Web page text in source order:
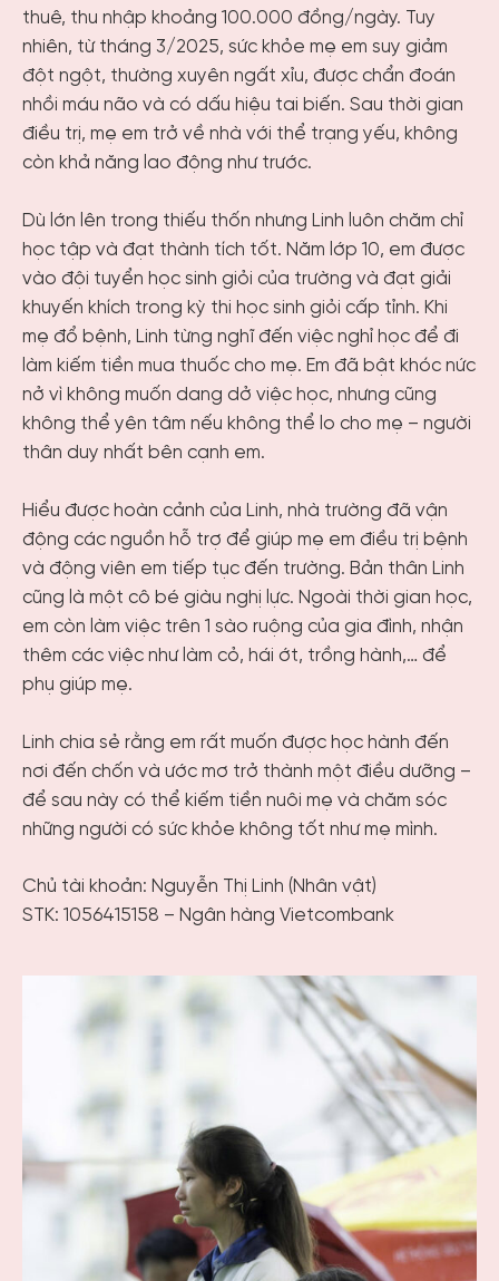
thuê, thu nhập khoảng 100.000 đồng/ngày. Tuy
nhiên, từ tháng 3/2025, sức khỏe mẹ em suy giảm
đột ngột, thường xuyên ngất xỉu, được chẩn đoán
nhồi máu não và có dấu hiệu tai biến. Sau thời gian
điều trị, mẹ em trở về nhà với thể trạng yếu, không
còn khả năng lao động như trước.
Dù lớn lên trong thiếu thốn nhưng Linh luôn chăm chỉ
học tập và đạt thành tích tốt. Năm lớp 10, em được
vào đội tuyển học sinh giỏi của trường và đạt giải
khuyến khích trong kỳ thi học sinh giỏi cấp tỉnh. Khi
mẹ đổ bệnh, Linh từng nghĩ đến việc nghỉ học để đi
làm kiếm tiền mua thuốc cho mẹ. Em đã bật khóc nức
nở vì không muốn dang dở việc học, nhưng cũng
không thể yên tâm nếu không thể lo cho mẹ – người
thân duy nhất bên cạnh em.
Hiểu được hoàn cảnh của Linh, nhà trường đã vận
động các nguồn hỗ trợ để giúp mẹ em điều trị bệnh
và động viên em tiếp tục đến trường. Bản thân Linh
cũng là một cô bé giàu nghị lực. Ngoài thời gian học,
em còn làm việc trên 1 sào ruộng của gia đình, nhận
thêm các việc như làm cỏ, hái ớt, trồng hành,… để
phụ giúp mẹ.
Linh chia sẻ rằng em rất muốn được học hành đến
nơi đến chốn và ước mơ trở thành một điều dưỡng –
để sau này có thể kiếm tiền nuôi mẹ và chăm sóc
những người có sức khỏe không tốt như mẹ mình.
Chủ tài khoản: Nguyễn Thị Linh (Nhân vật)
STK: 1056415158 – Ngân hàng Vietcombank